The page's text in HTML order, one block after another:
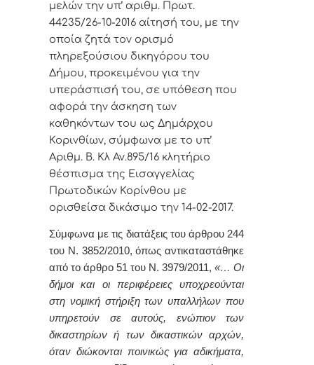
μελών την υπ’ αριθμ. Πρωτ.
44235/26-10-2016 αίτησή του, με την
οποία ζητά τον ορισμό
πληρεξούσιου δικηγόρου του
Δήμου, προκειμένου για την
υπεράσπισή του, σε υπόθεση που
αφορά την άσκηση των
καθηκόντων του ως Δημάρχου
Κορινθίων, σύμφωνα με το υπ’
Αριθμ. Β. Κλ Αν.895/16 κλητήριο
θέσπισμα της Εισαγγελίας
Πρωτοδικών Κορίνθου με
ορισθείσα δικάσιμο την 14-02-2017.
Σύμφωνα με τις διατάξεις του άρθρου 244
του Ν. 3852/2010, όπως αντικαταστάθηκε
από το άρθρο 51 του Ν. 3979/2011, «… Οι
δήμοι και οι περιφέρειες υποχρεούνται
στη νομική στήριξη των υπαλλήλων που
υπηρετούν σε αυτούς, ενώπιον των
δικαστηρίων ή των δικαστικών αρχών,
όταν διώκονται ποινικώς για αδικήματα,